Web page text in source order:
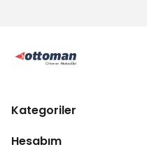
Kategoriler
Hesabım